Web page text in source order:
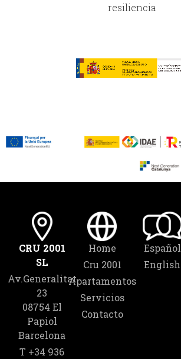
resiliencia
CRU 2001
SL
Av.Generalitat
23
08754 El
Papiol
Barcelona
T +34 936
Home
Cru 2001
Apartamentos
Servicios
Contacto
Español
English